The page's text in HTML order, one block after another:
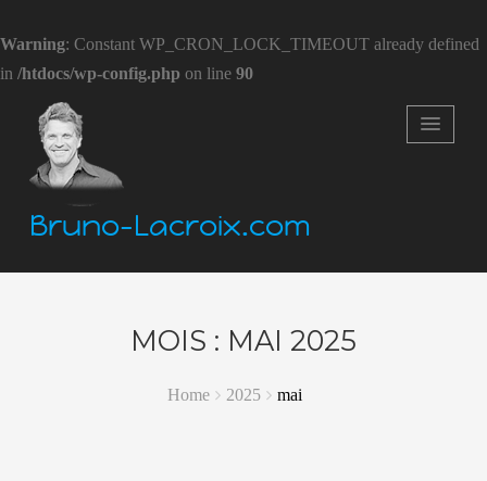
Warning: Constant WP_CRON_LOCK_TIMEOUT already defined
in /htdocs/wp-config.php on line 90
Bruno-Lacroix.com
MOIS : MAI 2025
Home 2025 mai